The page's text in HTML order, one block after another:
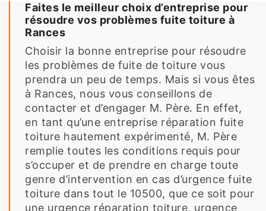
Faites le meilleur choix d’entreprise pour
résoudre vos problèmes fuite toiture à
Rances
Choisir la bonne entreprise pour résoudre
les problèmes de fuite de toiture vous
prendra un peu de temps. Mais si vous êtes
à Rances, nous vous conseillons de
contacter et d’engager M. Père. En effet,
en tant qu’une entreprise réparation fuite
toiture hautement expérimenté, M. Père
remplie toutes les conditions requis pour
s’occuper et de prendre en charge toute
genre d’intervention en cas d’urgence fuite
toiture dans tout le 10500, que ce soit pour
une urgence réparation toiture, urgence